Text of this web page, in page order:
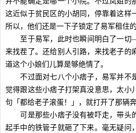
这近似于贫民区的小胡同，停靠着这样
所以，他们还是一下子锁定了易军租住的
至于易军，此时也瞬间明白了一切
来找茬了。还给别人引路，来找老子的
道这个小娘们儿算是够绝情了。
不过面对七八个小痞子，易军并不
觉得跟这些小痞子打架真没意思，太小
句「都给老子滚蛋！」，就打开了那辆奔
可是那些小痞子没有被吓走，带头
起手中的铁管子就砸了下来。毫无疑问